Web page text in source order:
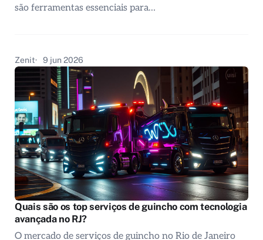
são ferramentas essenciais para…
Zenit 9 jun 2026
Quais são os top serviços de guincho com tecnologia
avançada no RJ?
O mercado de serviços de guincho no Rio de Janeiro